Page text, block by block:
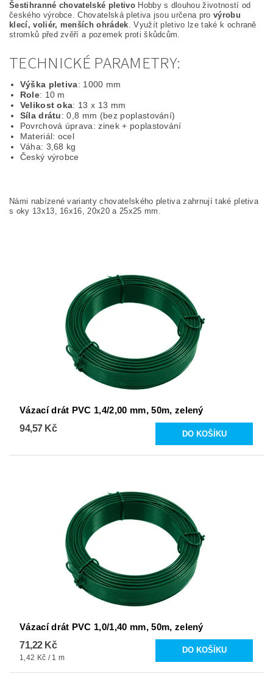
Šestihranné chovatelské pletivoHobby s dlouhou životností od
českého výrobce. Chovatelská pletiva jsou určena pro výrobu
klecí, voliér, menších ohrádek. Využít pletivo lze také k ochraně
stromků před zvěří a pozemek proti škůdcům.
TECHNICKÉ PARAMETRY:
Výška pletiva: 1000 mm
Role: 10 m
Velikost oka: 13 x 13 mm
Síla drátu: 0,8 mm (bez poplastování)
Povrchová úprava: zinek + poplastování
Materiál: ocel
Váha: 3,68 kg
Český výrobce
Námi nabízené varianty chovatelského pletiva zahrnují také pletiva
s oky 13x13, 16x16, 20x20 a 25x25 mm.
Vázací drát PVC 1,4/2,00 mm, 50m, zelený
94,57 Kč
Vázací drát PVC 1,0/1,40 mm, 50m, zelený
71,22 Kč
1,42 Kč / 1 m